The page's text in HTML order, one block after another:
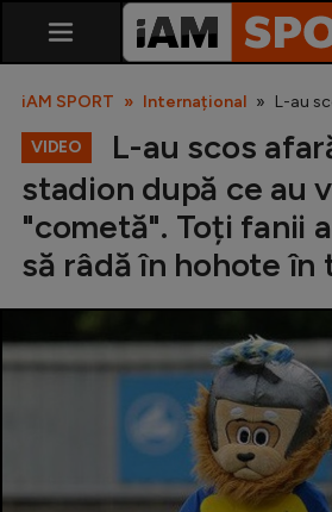
SuperLiga
Cupa României
Echipa Națională
U21
iAM SPORT Internațional L-au
VIDEO
L-au scos
stadion după ce au
"cometă". Toți fanii
să râdă în hohote în